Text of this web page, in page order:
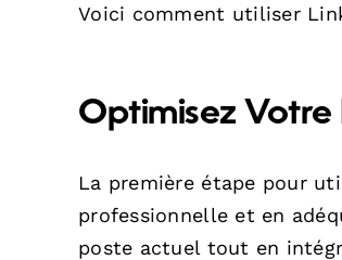
Voici comment utiliser
Optimisez Votre
La première étape pour
professionnelle et en
poste actuel tout en